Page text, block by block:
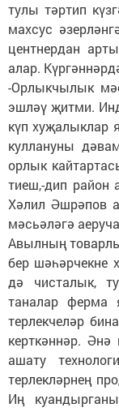
тулы тәртип
махсус
центнердан
алар.
-Орлыкчылык
эшләү җитми.
күп хуҗалыклар
куллануны
орлык
тиеш,-дип район
Хәлил Әшрәпов
мәсьәләгә
Авылның
бер шәһәрчекне
дә чисталык,
таналар ферма
терлекчеләр
керткәннәр. Әнә
ашату
терлекләрнең
Иң